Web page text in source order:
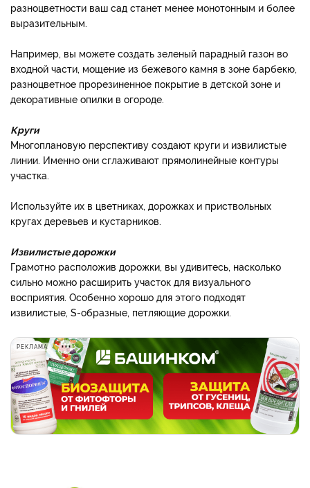
разноцветности ваш сад станет менее монотонным и более
выразительным.
Например, вы можете создать зеленый парадный газон во
входной части, мощение из бежевого камня в зоне барбекю,
разноцветное прорезиненное покрытие в детской зоне и
декоративные опилки в огороде.
Круги
Многоплановую перспективу создают круги и извилистые
линии. Именно они сглаживают прямолинейные контуры
участка.
Используйте их в цветниках, дорожках и приствольных
кругах деревьев и кустарников.
Извилистые дорожки
Грамотно расположив дорожки, вы удивитесь, насколько
сильно можно расширить участок для визуального
восприятия. Особенно хорошо для этого подходят
извилистые, S-образные, петляющие дорожки.
РЕКЛАМА